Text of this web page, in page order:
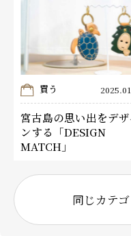
買う
宮古島の思い出をデザ
ンする「DESIGN
MATCH」
同じカテ